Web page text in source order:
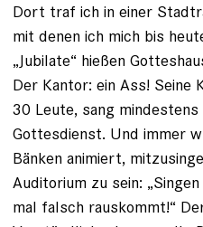
Dort traf ich in einer
mit denen ich mich bis
„Jubilate“ hießen
Der Kantor: ein Ass! Seine
30 Leute, sang
Gottesdienst. Und immer
Bänken animiert,
Auditorium zu sein:
mal falsch rauskommt!“